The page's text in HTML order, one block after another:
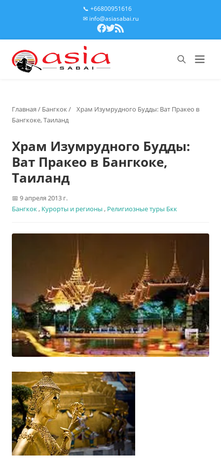
📞 +66800951616
✉ info@asiasabai.ru
Главная / Бангкок/
Храм Изумрудного Будды: Ват Пракео в
Бангкоке, Таиланд
Храм Изумрудного Будды:
Ват Пракео в Бангкоке,
Таиланд
9 апреля 2013 г.
Бангкок, Курорты и регионы , Религиозные туры Бкк